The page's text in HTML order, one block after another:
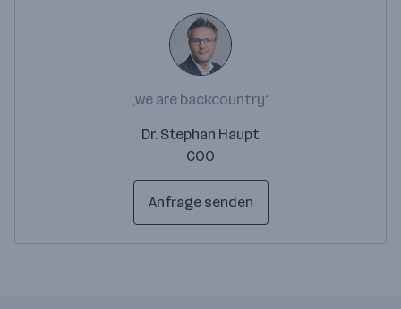
„we are backcountry“
Dr. Stephan Haupt
COO
Anfrage senden